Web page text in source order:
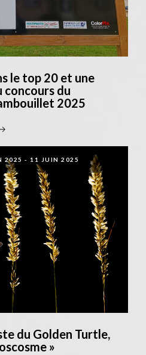
le top 20 et une
concours du
2025
2025 - 11 JUIN 2025
du Golden Turtle,
»